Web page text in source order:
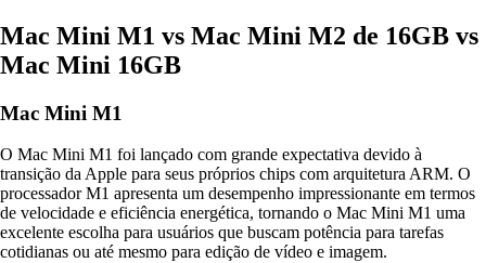
Mac Mini M1 vs Mac Mini M2 de 16GB vs
Mac Mini 16GB
Mac Mini M1
O Mac Mini M1 foi lançado com grande expectativa devido à
transição da Apple para seus próprios chips com arquitetura ARM. O
processador M1 apresenta um desempenho impressionante em termos
de velocidade e eficiência energética, tornando o Mac Mini M1 uma
excelente escolha para usuários que buscam potência para tarefas
cotidianas ou até mesmo para edição de vídeo e imagem.